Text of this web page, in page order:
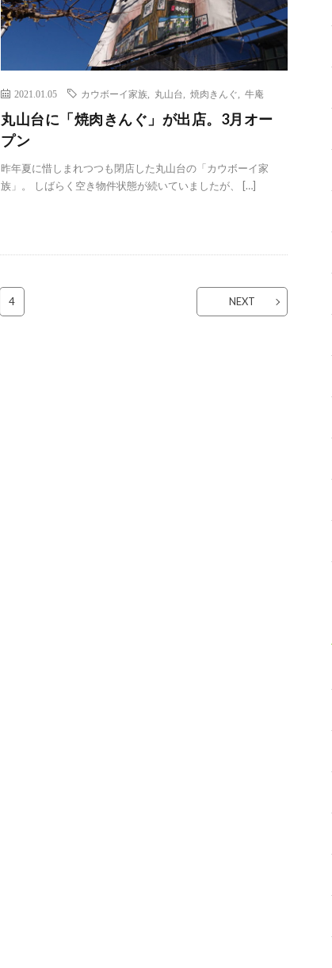
2021.01.05 カウボーイ家族 丸山台 ,焼肉きんぐ ,牛庵
丸山台に「焼肉きんぐ」が出店。3月オー
プン
昨年夏に惜しまれつつも閉店した丸山台の「カウボーイ家
族」。 しばらく空き物件状態が続いていましたが、 […]
4 NEXT